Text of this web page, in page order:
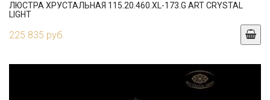
ЛЮСТРА ХРУСТАЛЬНАЯ 115.20.460.XL-173.G ART CRYSTAL
LIGHT
225 835 руб.